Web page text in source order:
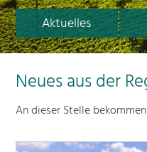
Aktuelles
Neues aus der
An dieser Stelle